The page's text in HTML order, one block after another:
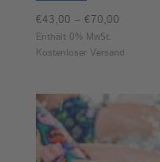
€43,00 – €70,00
bis
Enthält 0% MwSt.
Kostenloser Versand